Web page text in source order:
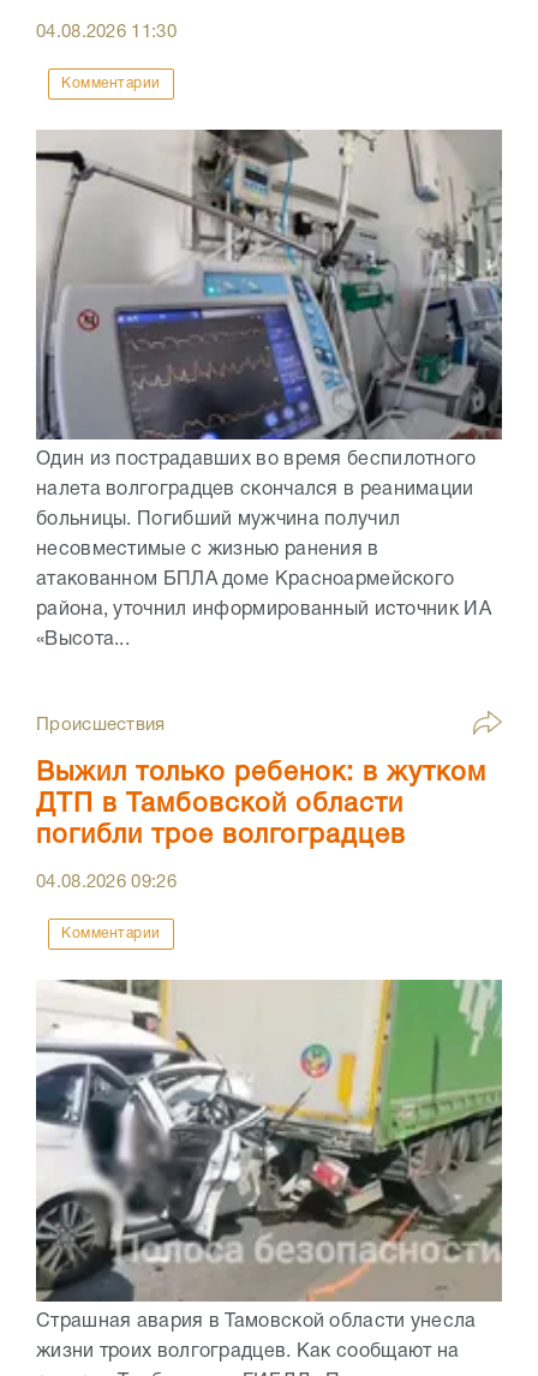
04.08.2026 11:30
Комментарии
Один из пострадавших во время беспилотного
налета волгоградцев скончался в реанимации
больницы. Погибший мужчина получил
несовместимые с жизнью ранения в
атакованном БПЛА доме Красноармейского
района, уточнил информированный источник ИА
«Высота...
Происшествия
Выжил только ребенок: в жутком
ДТП в Тамбовской области
погибли трое волгоградцев
04.08.202609:26
Комментарии
Страшная авария в Тамовской области унесла
жизни троих волгоградцев. Как сообщают на